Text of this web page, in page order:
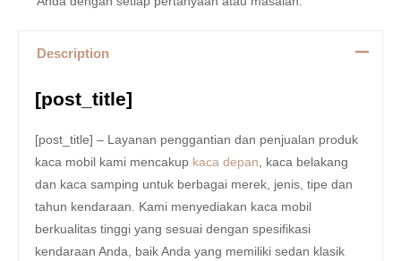
Description
[post_title]
[post_title] – Layanan penggantian dan penjualan produk
kaca mobil kami mencakup kaca depan , kaca belakang
dan kaca samping untuk berbagai merek, jenis, tipe dan
tahun kendaraan. Kami menyediakan kaca mobil
berkualitas tinggi yang sesuai dengan spesifikasi
kendaraan Anda, baik Anda yang memiliki sedan klasik